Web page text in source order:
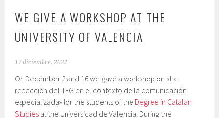
WE GIVE A WORKSHOP AT THE
UNIVERSITY OF VALENCIA
17 diciembre, 2022
On December 2 and 16 we gave a workshop on «La
redacción del TFG en el contexto de la comunicación
especializada» for the students of the Degree in Catalan
Studies at the Universidad de Valencia. During the